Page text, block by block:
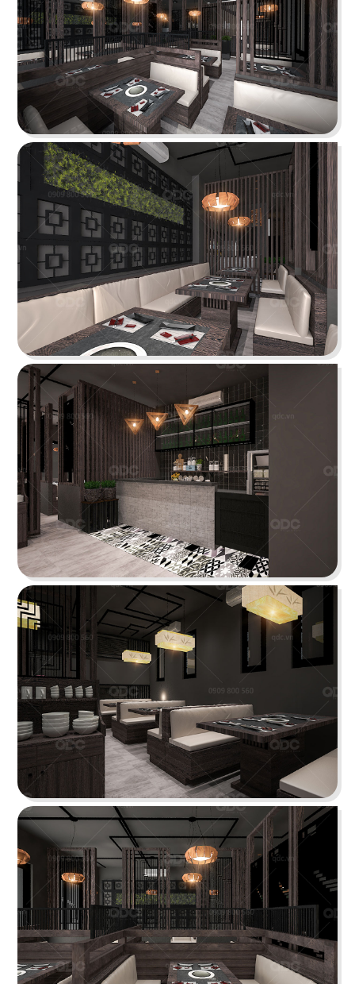
Chi tiết
KOI THÉ
QDC rất hân hạnh khi được đồng hành cùng chủ
đầu tư cho dự án tổng thầu thi công chi nhánh
KOI Thé đầu tiên tại Biên Hòa, Đồng Nai.
Chi tiết
CHEESE COFFEE
Thiết kế mang phong cách của một mùa hè xinh
đẹp và rực rỡ với các chi tiết tone màu vàng
sáng tươi tắn cùng các hình ảnh sống động
Chi tiết
THAI ICON
Thiết kế theo hình thức Foodcourt với một không
gian mang đậm dấu ấn xứ sở chùa Vàng